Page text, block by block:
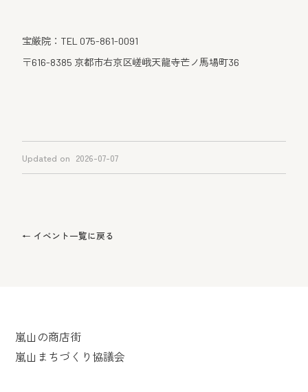
宝厳院：TEL 075-861-0091
〒616-8385 京都市右京区嵯峨天龍寺芒ノ馬場町36
Updated on 2026-07-07
← イベント一覧に戻る
嵐山の商店街
嵐山まちづくり協議会